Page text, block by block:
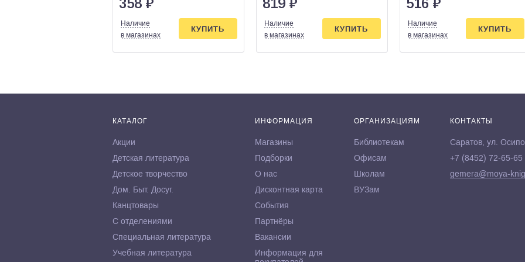
358 ₽
Наличие
в магазинах
КУПИТЬ
819 ₽
Наличие
в магазинах
КУПИТЬ
516 ₽
Наличие
в магазинах
КУПИТЬ
КАТАЛОГ
Акции
Детская литература
Детское творчество
Дом. Быт. Досуг.
Канцтовары
С отделениями
Специальная литература
Учебная литература
ИНФОРМАЦИЯ
Магазины
Подборки
О нас
Дисконтная карта
События
Партнёры
Вакансии
Информация для
ОРГАНИЗАЦИЯМ
Библиотекам
Офисам
Школам
ВУЗам
КОНТАКТЫ
Саратов, ул.
+7 (8452) 72-65-65
gemera@moya-